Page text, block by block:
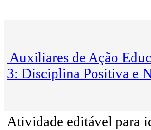
Auxiliares de Ação
3: Disciplina Positiva e
Atividade editável para